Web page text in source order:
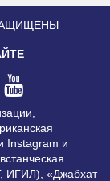
Instagram и
ИГИЛ), «Джабхат